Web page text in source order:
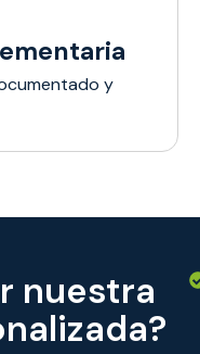
y
nuestra